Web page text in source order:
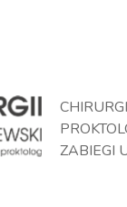
ZABIEGI